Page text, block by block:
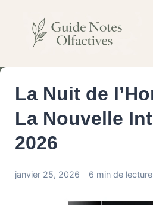
contenu
La Nuit de
La Nouvelle
2026
janvier 25, 2026 6 min de lecture